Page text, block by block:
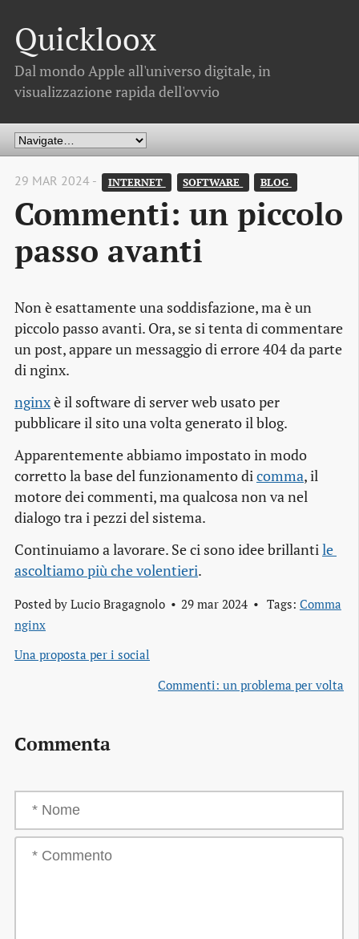
Quickloox
Dal mondo Apple all'universo digitale, in
visualizzazione rapida dell'ovvio
29 MAR 2024 - INTERNET SOFTWARE BLOG
Commenti: un piccolo
passo avanti
Non è esattamente una soddisfazione, ma è un
piccolo passo avanti. Ora, se si tenta di commentare
un post, appare un messaggio di errore 404 da parte
di nginx.
nginxè il software di server web usato per
pubblicare il sito una volta generato il blog.
Apparentemente abbiamo impostato in modo
corretto la base del funzionamento dicomma, il
motore dei commenti, ma qualcosa non va nel
dialogo tra i pezzi del sistema.
Continuiamo a lavorare. Se ci sono idee brillantile
ascoltiamo più che volentieri.
Posted by Lucio Bragagnolo 29 mar 2024 Tags: Comma
nginx
Una proposta per i social
Commenti: un problema per volta
Commenta